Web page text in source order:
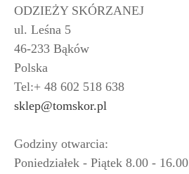
ODZIEŻY SKÓRZANEJ
ul. Leśna 5
46-233 Bąków
Polska
Tel:+ 48 602 518 638
sklep@tomskor.pl
Godziny otwarcia:
Poniedziałek - Piątek 8.00 - 16.00